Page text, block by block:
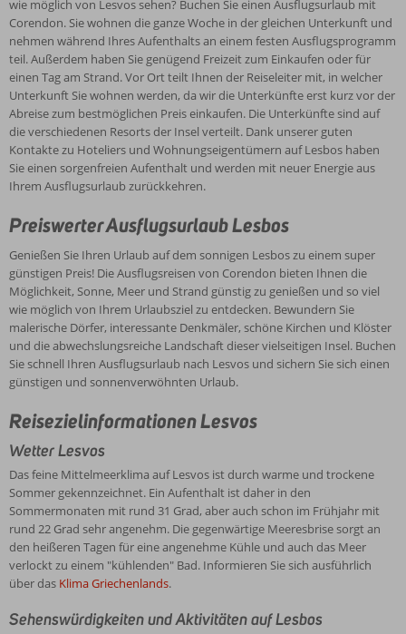
wie möglich von Lesvos sehen? Buchen Sie einen Ausflugsurlaub mit
Corendon. Sie wohnen die ganze Woche in der gleichen Unterkunft und
nehmen während Ihres Aufenthalts an einem festen Ausflugsprogramm
teil. Außerdem haben Sie genügend Freizeit zum Einkaufen oder für
einen Tag am Strand. Vor Ort teilt Ihnen der Reiseleiter mit, in welcher
Unterkunft Sie wohnen werden, da wir die Unterkünfte erst kurz vor der
Abreise zum bestmöglichen Preis einkaufen. Die Unterkünfte sind auf
die verschiedenen Resorts der Insel verteilt. Dank unserer guten
Kontakte zu Hoteliers und Wohnungseigentümern auf Lesbos haben
Sie einen sorgenfreien Aufenthalt und werden mit neuer Energie aus
Ihrem Ausflugsurlaub zurückkehren.
Preiswerter Ausflugsurlaub Lesbos
Genießen Sie Ihren Urlaub auf dem sonnigen Lesbos zu einem super
günstigen Preis! Die Ausflugsreisen von Corendon bieten Ihnen die
Möglichkeit, Sonne, Meer und Strand günstig zu genießen und so viel
wie möglich von Ihrem Urlaubsziel zu entdecken. Bewundern Sie
malerische Dörfer, interessante Denkmäler, schöne Kirchen und Klöster
und die abwechslungsreiche Landschaft dieser vielseitigen Insel. Buchen
Sie schnell Ihren Ausflugsurlaub nach Lesvos und sichern Sie sich einen
günstigen und sonnenverwöhnten Urlaub.
Reisezielinformationen Lesvos
Wetter Lesvos
Das feine Mittelmeerklima auf Lesvos ist durch warme und trockene
Sommer gekennzeichnet. Ein Aufenthalt ist daher in den
Sommermonaten mit rund 31 Grad, aber auch schon im Frühjahr mit
rund 22 Grad sehr angenehm. Die gegenwärtige Meeresbrise sorgt an
den heißeren Tagen für eine angenehme Kühle und auch das Meer
verlockt zu einem "kühlenden" Bad. Informieren Sie sich ausführlich
über das Klima Griechenlands.
Sehenswürdigkeiten und Aktivitäten auf Lesbos